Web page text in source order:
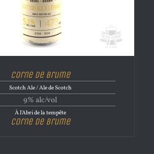
Corne de brume
Scotch Ale / Ale de Scotch
9% alc/vol
À l'Abri de la tempête
Corne de brume